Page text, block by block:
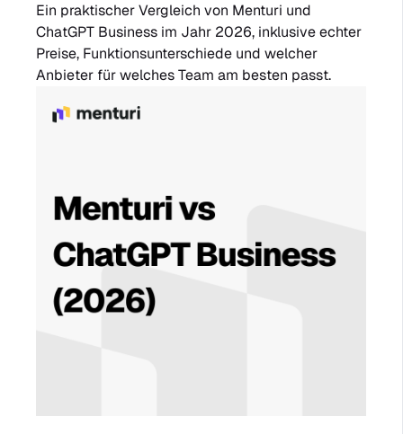
Ein praktischer Vergleich von Menturi und
ChatGPT Business im Jahr 2026, inklusive echter
Preise, Funktionsunterschiede und welcher
Anbieter für welches Team am besten passt.